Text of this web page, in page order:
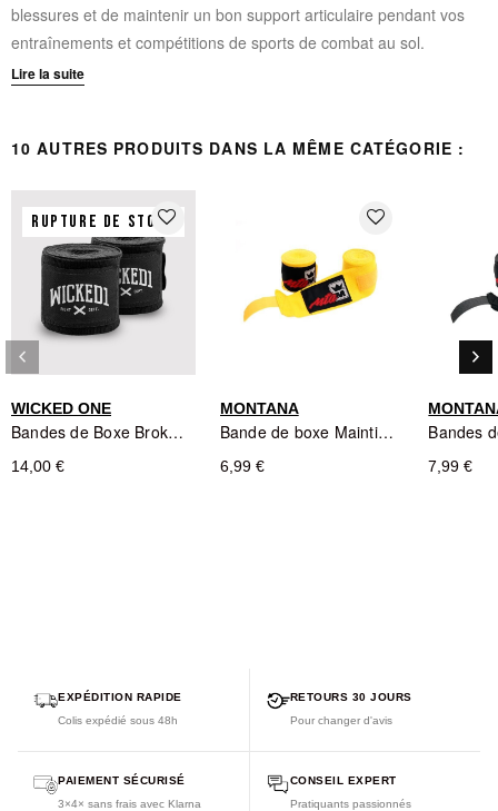
blessures et de maintenir un bon support articulaire pendant vos
entraînements et compétitions de sports de combat au sol.
Pack de 6 rouleaux de tape
Protection optimale des articulations des doigts
Résistant aux contraintes du grappling
Lire la suite
10 AUTRES PRODUITS DANS LA MÊME CATÉGORIE :
RUPTURE DE STOCK
favorite_border
WICKED ONE
Bandes de Boxe Broken Noires - Wicked One
14,00 €
favorite_border
MONTANA
Bande de boxe Maintien Montana MBB3250 Jaune
6,99 € 7,99 €
Précédent
keyboard_arrow_left keyboard_arrow_right
EXPÉDITION RAPIDE
Colis expédié sous 48h
RETOURS 30 JOURS
Pour changer d'avis
PAIEMENT SÉCURISÉ
3×4× sans frais avec Klarna
CONSEIL EXPERT
Pratiquants passionnés